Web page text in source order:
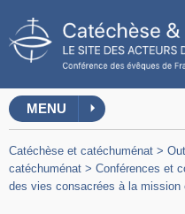
MENU
Catéchèse et catéchuménat >
catéchuménat > Conférences et
des vies consacrées à la mission